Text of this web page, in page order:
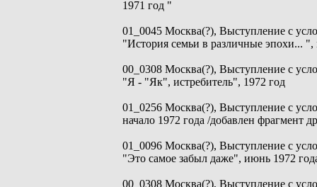
1971 год "
01_0045 Москва(?), Выступление с
"История семьи в различные эпохи... ",
00_0308 Москва(?), Выступление с
"Я - "Як", истребитель", 1972 год
01_0256 Москва(?), Выступление с
начало 1972 года /добавлен фрагмент
01_0096 Москва(?), Выступление с
"Это самое забыл даже", июнь 1972
00_0308 Москва(?), Выступление с